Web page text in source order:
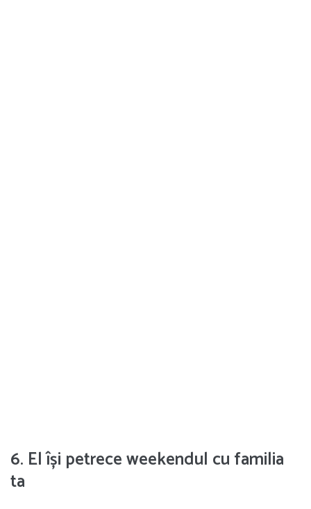
6. El își petrece weekendul cu familia
ta